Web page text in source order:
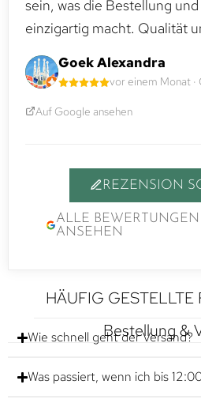
sein, was die Bestellung
einzigartig macht. Qualität
Goek Alexandra
vor einem Monat ·
Auf Google ansehen
REZENSION
ALLE
ANSEHEN
HÄUFIG GESTELLTE
Bestellung &
Wie schnell geht der Versand?
Was passiert, wenn ich bis